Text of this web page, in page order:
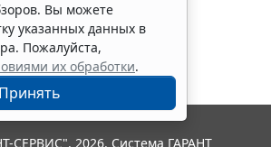
все материалы
Вы можете
указанных данных в
Пожалуйста,
их обработки.
Принять
2026. Система ГАРАНТ